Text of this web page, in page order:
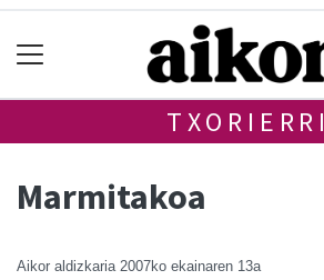
TXORIERRI
Marmitakoa
Aikor aldizkaria 2007ko ekainaren 13a